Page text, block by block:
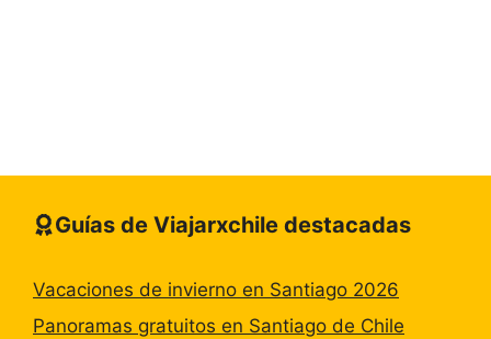
Guías de Viajarxchile destacadas
Vacaciones de invierno en Santiago 2026
Panoramas gratuitos en Santiago de Chile